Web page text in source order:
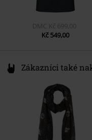
DMC Kč 699,00
Kč 549,00
Zákazníci také